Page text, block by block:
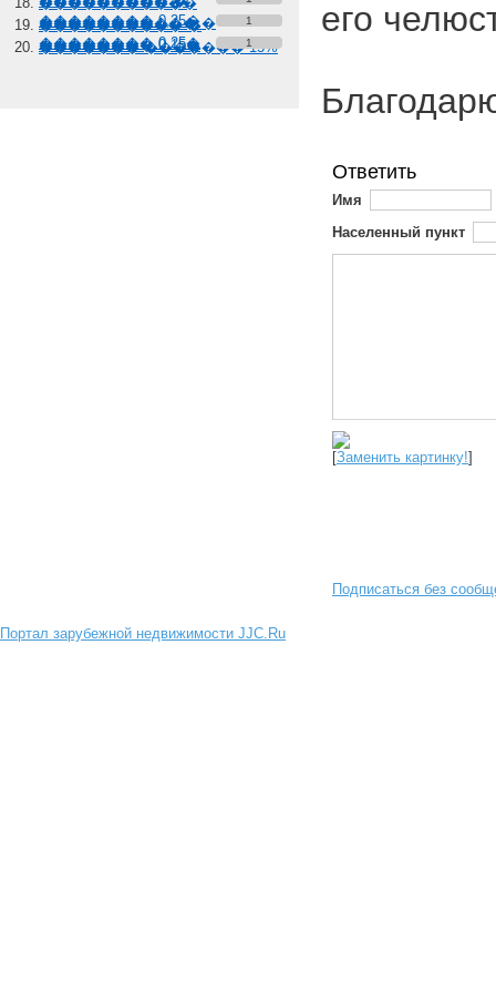
�������� 0,25�
����������� �
�������� 0,25�
���������� �
�������� 0,15�
1
������� ������� 15%
1
его
Ответить
Имя
Населенный пункт
[Заменить картинку!]
Подписаться без
Портал зарубежной недвижимости JJC.Ru